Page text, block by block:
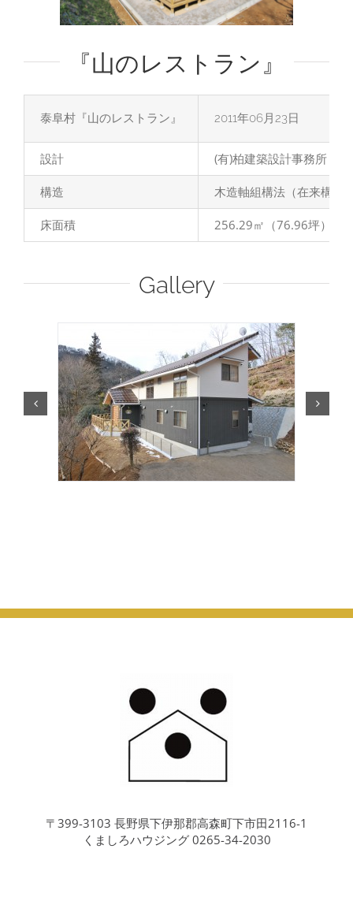
『山のレストラン』
泰阜村『山のレストラン』 2011年06月23日
設計 (有)柏建築設計事務所
構造 木造軸組構法（在来構法
床面積 256.29㎡（76.96坪）
Gallery
〒399-3103 長野県下伊那郡高森町下市田2116-1
くましろハウジング 0265-34-2030